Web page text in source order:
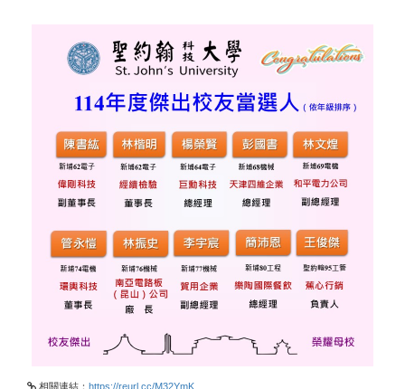
相關連結： https://reurl.cc/M32YmK